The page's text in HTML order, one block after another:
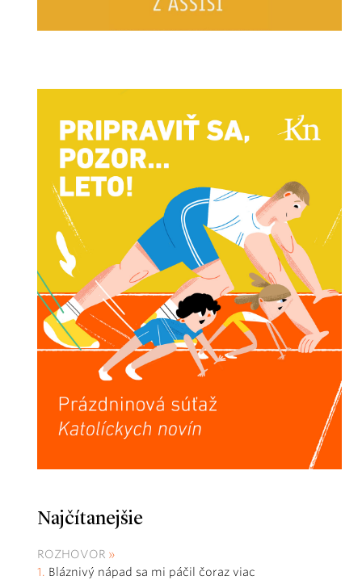
Najčítanejšie
ROZHOVOR
Bláznivý nápad sa mi páčil čoraz viac